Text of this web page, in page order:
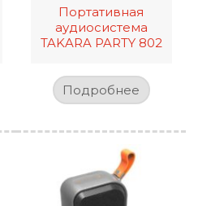
Портативная
аудиосистема
TAKARA PARTY 802
Подробнее